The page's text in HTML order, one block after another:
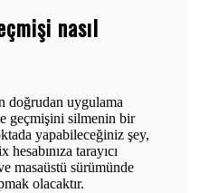
nasıl
doğrudan uygulama
geçmişini silmenin bir
yapabileceğiniz şey,
tarayıcı
masaüstü sürümünde
olacaktır.